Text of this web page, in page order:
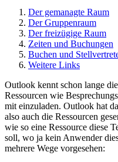
Der gemanagte Raum
Der Gruppenraum
Der freizügige Raum
Zeiten und Buchungen
Buchen und
Weitere Links
Outlook kennt schon lange
Ressourcen wie
mit einzuladen. Outlook hat
also auch die Ressourcen
wie so eine Ressource diese
soll, wo ja kein Anwender
mehrere Wege vorgesehen: